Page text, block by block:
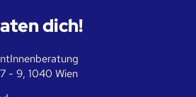
dich!
- 9, 1040 Wien